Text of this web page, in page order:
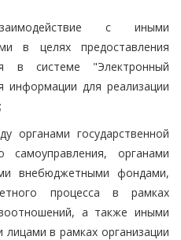
с иными
в целях предоставления
в системе "Электронный
для реализации
органами государственной
самоуправления, органами
внебюджетными фондами,
процесса в рамках
а также иными
в рамках организации